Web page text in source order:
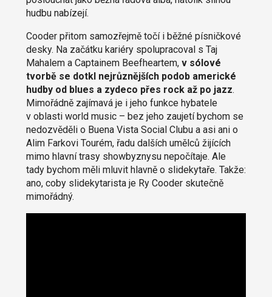
hudbu nabízejí.
Cooder přitom samozřejmě točí i běžné písničkové
desky. Na začátku kariéry spolupracoval s Taj
Mahalem a Captainem Beefheartem, v sólové
tvorbě se dotkl nejrůznějších podob americké
hudby od blues a zydeco přes rock až po jazz.
Mimořádně zajímavá je i jeho funkce hybatele
v oblasti world music – bez jeho zaujetí bychom se
nedozvěděli o Buena Vista Social Clubu a asi ani o
Alim Farkovi Tourém, řadu dalších umělců žijících
mimo hlavní trasy showbyznysu nepočítaje. Ale
tady bychom měli mluvit hlavně o slidekytaře. Takže:
ano, coby slidekytarista je Ry Cooder skutečně
mimořádný.